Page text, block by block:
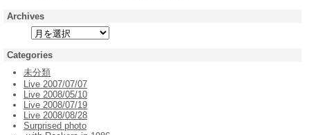
Archives
Categories
未分類
Live 2007/07/07
Live 2008/05/10
Live 2008/07/19
Live 2008/08/28
Surprised photo